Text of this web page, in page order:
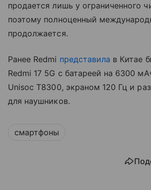
продается лишь у ограниченного
поэтому полноценный
продолжается.
Ранее Redmi представила в Китае
Redmi 17 5G с батареей на 6300
Unisoc T8300, экраном 120 Гц и
для наушников.
смартфоны